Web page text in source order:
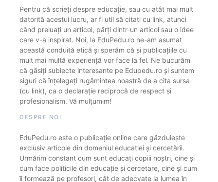
Pentru că scrieți despre educație, sau cu atât mai mult
datorită acestui lucru, ar fi util să citați cu link, atunci
când preluați un articol, părți dintr-un articol sau o idee
care v-a inspirat. Noi, la EduPedu.ro ne-am asumat
această conduită etică și sperăm că și publicațiile cu
mult mai multă experiență vor face la fel. Ne bucurăm
că găsiți subiecte interesante pe Edupedu.ro și suntem
siguri că înțelegeți rugămintea noastră de a cita sursa
(cu link), ca o declarație reciprocă de respect și
profesionalism. Vă mulțumim!
DESPRE NOI
EduPedu.ro este o publicație online care găzduiește
exclusiv articole din domeniul educației și cercetării.
Urmărim constant cum sunt educați copiii noștri, cine și
cum face politicile din educație și cercetare, cine și cum
îi formează pe profesori, cât de adecvate la lumea în